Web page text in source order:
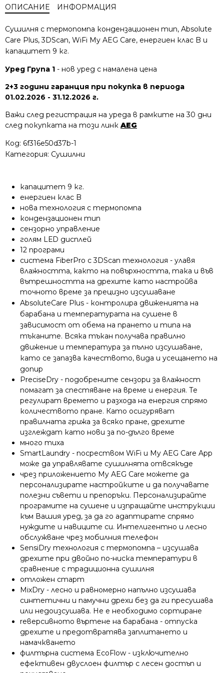
ОПИСАНИЕ ИНФОРМАЦИЯ
Сушилня с термопомпа кондензационен тип, Absolute
Care Plus, 3DScan, WiFi My AEG Care, енергиен клас B и
капацитет 9 кг.
Уред Група 1 - нов уред с намалена цена
2+3 години гаранция при покупка в периода
01.02.2026 - 31.12.2026 г.
Важи след регистрация на уреда в рамките на 30 дни
след покупката на този линк AEG
Код: 6f316e50d37b-1
Категория: Сушилни
капацитет 9 кг.
енергиен клас B
нова технология с термопомпа
кондензационен тип
сензорно управление
голям LЕD дисплей
12 програми
система FiberPro с 3DScan технология - улавя
влажността, както на повърхността, така и във
вътрешността на дрехите като настройва
точното време за прецизно изсушаване
AbsoluteCare Plus - контролира движенията на
барабана и температурата на сушене в
зависимост от обема на прането и типа на
тъканите. Всяка тъкан получава правилно
движение и температура за пълно изсушаване,
като се запазва качеството, вида и усещането на
допир
PreciseDry - подобрените сензори за влажност
помагат за спестяване на време и енергия. Те
регулират времето и разхода на енергия спрямо
количеството пране. Като осигуряват
правилната грижа за всяко пране, дрехите
изглеждат като нови за по-дълго време
много тиха
SmartLaundry - посреством WiFi и My AEG Care App
може да управлявате сушилнята отвсякъде
чрез приложението My AEG Care можете да
персонализирате настройките и да получавате
полезни съвети и препоръки. Персонализирайте
програмите на сушене и изпращайте инструкции
към Вашия уред, за да го адаптирате спрямо
нуждите и навиците си. Интелигентно и лесно
обслужване чрез мобилния телефон
SensiDry технология с термопомпа – изсушава
дрехите при двойно по-ниска температури в
сравнение с традиционна сушилня
отложен старт
MixDry - лесно и равномерно напълно изсушава
синтетични и памучни дрехи без да ги пресушава
или недоизсушава. Не е необходимо сортиране
rеверсивното въртене на барабана - отпуска
дрехите и предотвратява заплитането и
намачкването
филтърна система EcoFlow - изключително
ефективен двуслоен филтър с лесен достъп и